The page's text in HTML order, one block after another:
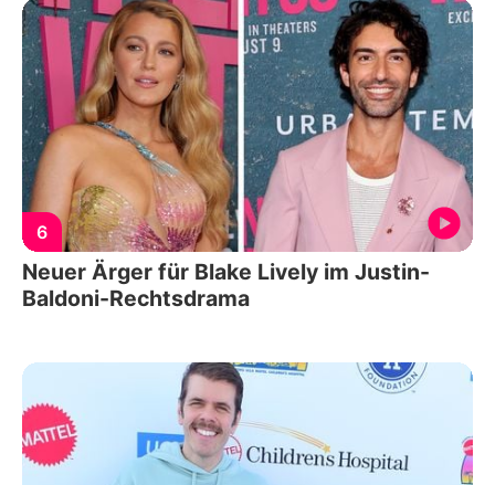
6
Neuer Ärger für Blake Lively im Justin-
Baldoni-Rechtsdrama